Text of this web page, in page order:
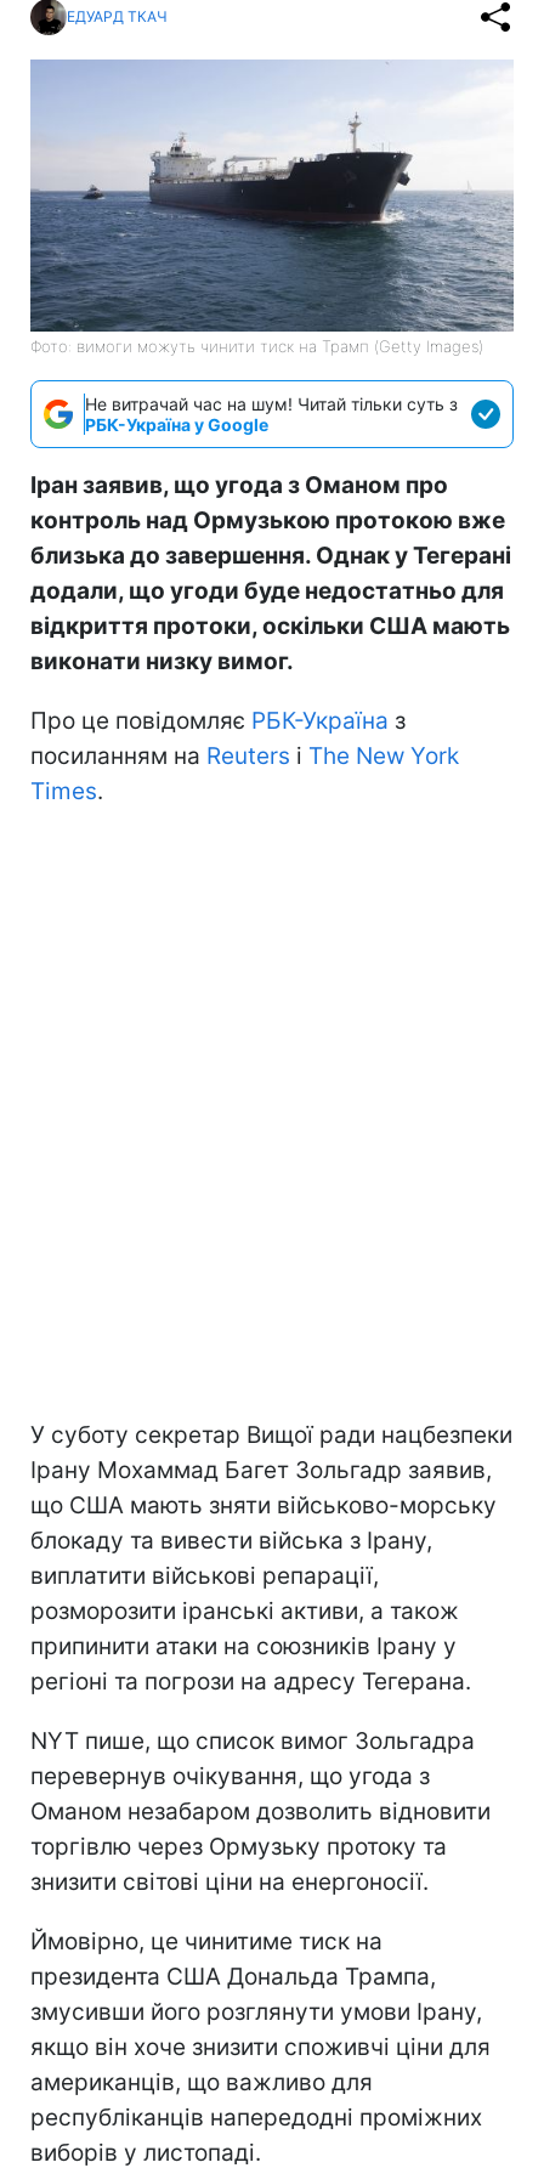
ЕДУАРД ТКАЧ
Фото: вимоги можуть чинити тиск на Трамп (Getty Images)
Не витрачай час на шум! Читай тільки суть з
РБК-Україна у Google
Іран заявив, що угода з Оманом про
контроль над Ормузькою протокою вже
близька до завершення. Однак у Тегерані
додали, що угоди буде недостатньо для
відкриття протоки, оскільки США мають
виконати низку вимог.
Про це повідомляє РБК-Україна з
посиланням на Reuters і The New York
Times.
У суботу секретар Вищої ради нацбезпеки
Ірану Мохаммад Багет Зольгадр заявив,
що США мають зняти військово-морську
блокаду та вивести війська з Ірану,
виплатити військові репарації,
розморозити іранські активи, а також
припинити атаки на союзників Ірану у
регіоні та погрози на адресу Тегерана.
NYT пише, що список вимог Зольгадра
перевернув очікування, що угода з
Оманом незабаром дозволить відновити
торгівлю через Ормузьку протоку та
знизити світові ціни на енергоносії.
Ймовірно, це чинитиме тиск на
президента США Дональда Трампа,
змусивши його розглянути умови Ірану,
якщо він хоче знизити споживчі ціни для
американців, що важливо для
республіканців напередодні проміжних
виборів у листопаді.